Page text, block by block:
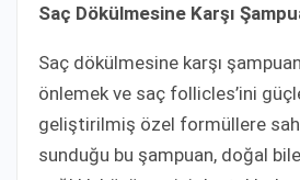
Saç Dökülmesine Karşı
Saç dökülmesine karşı
önlemek ve saç follicles’ini
geliştirilmiş özel formüllere
sunduğu bu şampuan, doğal